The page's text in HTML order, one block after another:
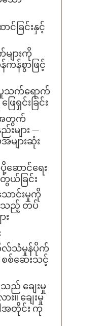
င်ခြင်းနှင့်
ျားကို
ကန်စွာဖြင့်
ပူသက်ရောက်
ေရှင်းခြင်း
အတွက်
များ —
ျားဆုံး
ောင်ရေး
ယ်ခြင်း
ာင်းမှုကို
သည့် တပ်
း
လ်သံမှုန်ပိုက်
စစ်ဆေးသင့်
ချေးမှု
း။ ချေးမှု
ါအတိုင်း ကု